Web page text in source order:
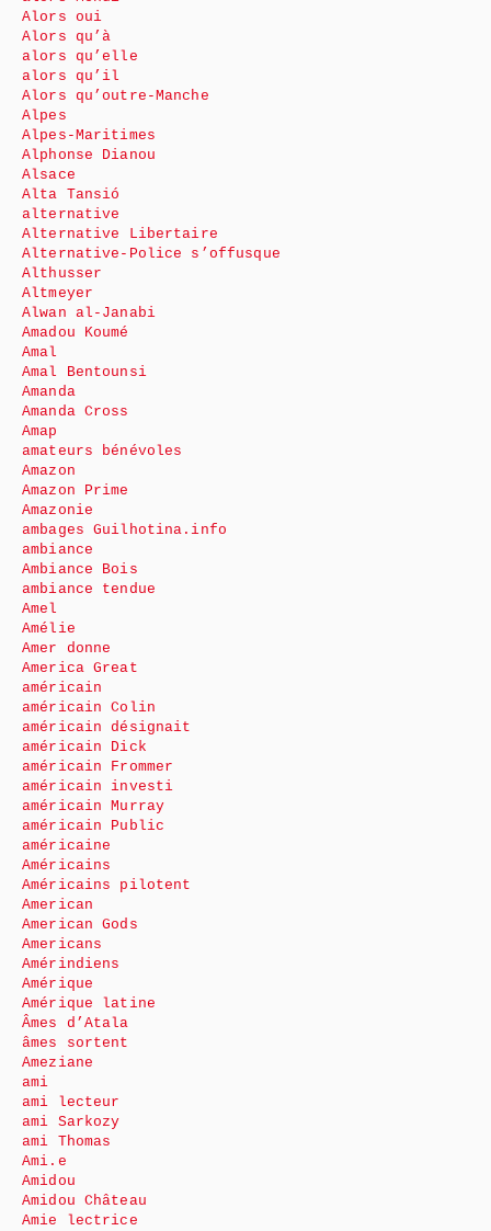
Alors oui
Alors qu’à
alors qu’elle
alors qu’il
Alors qu’outre-Manche
Alpes
Alpes-Maritimes
Alphonse Dianou
Alsace
Alta Tansió
alternative
Alternative Libertaire
Alternative-Police s’offusque
Althusser
Altmeyer
Alwan al-Janabi
Amadou Koumé
Amal
Amal Bentounsi
Amanda
Amanda Cross
Amap
amateurs bénévoles
Amazon
Amazon Prime
Amazonie
ambages Guilhotina.info
ambiance
Ambiance Bois
ambiance tendue
Amel
Amélie
Amer donne
America Great
américain
américain Colin
américain désignait
américain Dick
américain Frommer
américain investi
américain Murray
américain Public
américaine
Américains
Américains pilotent
American
American Gods
Americans
Amérindiens
Amérique
Amérique latine
Âmes d’Atala
âmes sortent
Ameziane
ami
ami lecteur
ami Sarkozy
ami Thomas
Ami.e
Amidou
Amidou Château
Amie lectrice